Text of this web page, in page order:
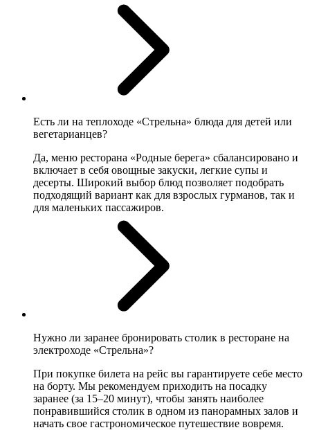
Есть ли на теплоходе «Стрельна» блюда для детей или
вегетарианцев?
Да, меню ресторана «Родные берега» сбалансировано и
включает в себя овощные закуски, легкие супы и
десерты. Широкий выбор блюд позволяет подобрать
подходящий вариант как для взрослых гурманов, так и
для маленьких пассажиров.
Нужно ли заранее бронировать столик в ресторане на
электроходе «Стрельна»?
При покупке билета на рейс вы гарантируете себе место
на борту. Мы рекомендуем приходить на посадку
заранее (за 15–20 минут), чтобы занять наиболее
понравившийся столик в одном из панорамных залов и
начать свое гастрономическое путешествие вовремя.